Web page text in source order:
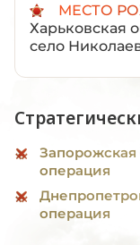
МЕСТО
Харьковская
село
Запорожская
операция
операция